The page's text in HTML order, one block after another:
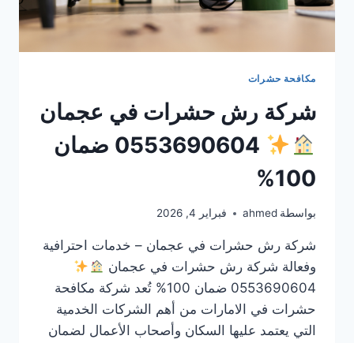
مكافحة حشرات
شركة رش حشرات في عجمان
0553690604 ضمان
100%
بواسطة ahmed فبراير 4, 2026
شركة رش حشرات في عجمان – خدمات احترافية
وفعالة شركة رش حشرات في عجمان
0553690604 ضمان 100% تُعد شركة مكافحة
حشرات في الامارات من أهم الشركات الخدمية
التي يعتمد عليها السكان وأصحاب الأعمال لضمان